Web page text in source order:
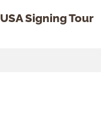
USA Signing Tour